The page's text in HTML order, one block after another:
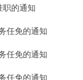
职的通知
任免的通知
任免的通知
任免的通知